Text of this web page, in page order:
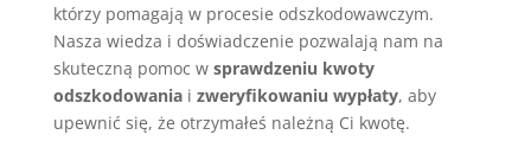
którzy pomagają w procesie odszkodowawczym.
Nasza wiedza i doświadczenie pozwalają nam na
skuteczną pomoc w sprawdzeniu kwoty
odszkodowaniai zweryfikowaniu wypłaty, aby
upewnić się, że otrzymałeś należną Ci kwotę.